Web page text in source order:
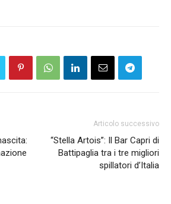
Articolo successivo
“Stella Artois”: Il Bar Capri di
Battipaglia tra i tre migliori
spillatori d’Italia